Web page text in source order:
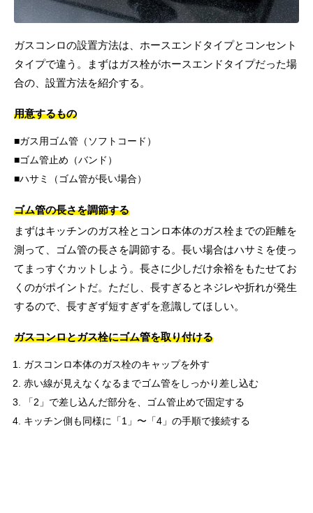
ガスコンロの設置方法は、ホースエンドタイプとコンセント
タイプで違う。まずはガス栓がホースエンドタイプだった場
合の、設置方法を紹介する。
用意するもの
ガス用ゴム管（ソフトコード）
ゴム管止め（バンド）
ハサミ（ゴム管が長い場合）
ゴム管の長さを調節する
まずはキッチンのガス栓とコンロ本体のガス栓までの距離を
測って、ゴム管の長さを調節する。長い場合はハサミを使っ
てまっすぐカットしよう。長さに少しだけ余裕をもたせてお
くのがポイントだ。ただし、長すぎるとネジレや折れが発生
するので、長すぎず短すぎずを意識してほしい。
ガスコンロとガス栓にゴム管を取り付ける
ガスコンロ本体のガス栓のキャップを外す
赤い線が見えなくなるまでゴム管をしっかり差し込む
「2」で差し込んだ部分を、ゴム管止めで固定する
キッチン側も同様に「1」〜「4」の手順で接続する